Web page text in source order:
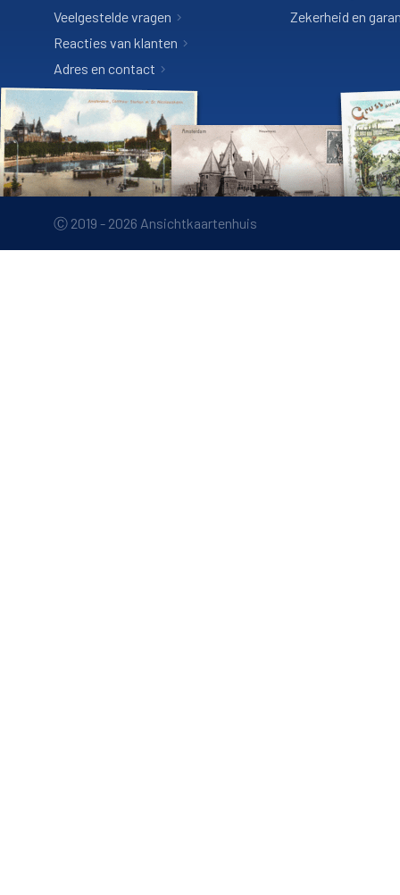
Veelgestelde vragen
Reacties van klanten
Adres en contact
Zekerheid en
Ⓒ 2019 - 2026 Ansichtkaartenhuis